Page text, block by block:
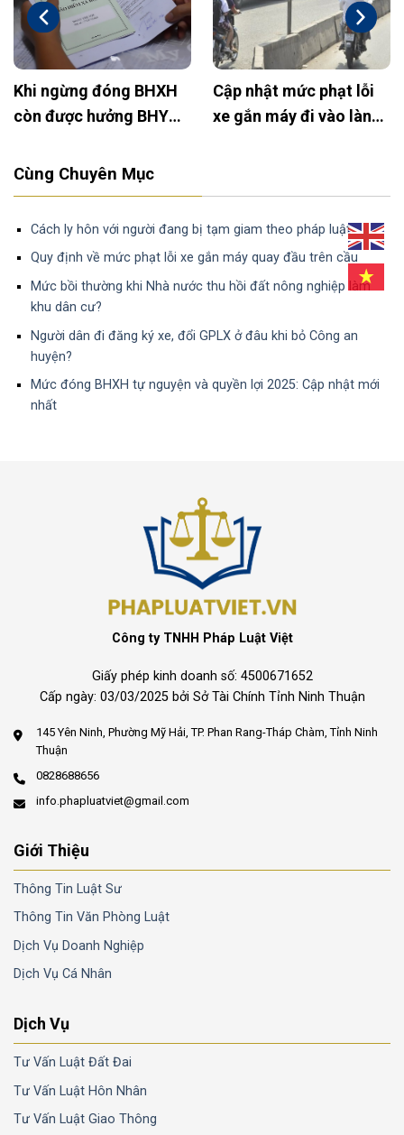
Khi ngừng đóng BHXH
còn được hưởng BHYT
Cập nhật mức phạt lỗi
xe gắn máy đi vào làn
Cùng Chuyên Mục
Cách ly hôn với người đang bị tạm giam theo pháp luật
Quy định về mức phạt lỗi xe gắn máy quay đầu trên cầu
Mức bồi thường khi Nhà nước thu hồi đất nông nghiệp làm
khu dân cư?
Người dân đi đăng ký xe, đổi GPLX ở đâu khi bỏ Công an
huyện?
Mức đóng BHXH tự nguyện và quyền lợi 2025: Cập nhật mới
nhất
Công ty TNHH Pháp Luật Việt
Giấy phép kinh doanh số: 4500671652
Cấp ngày: 03/03/2025 bởi Sở Tài Chính Tỉnh Ninh Thuận
145 Yên Ninh, Phường Mỹ Hải, TP. Phan Rang-Tháp Chàm, Tỉnh Ninh
Thuận
0828688656
info.phapluatviet@gmail.com
Giới Thiệu
Thông Tin Luật Sư
Thông Tin Văn Phòng Luật
Dịch Vụ Doanh Nghiệp
Dịch Vụ Cá Nhân
Dịch Vụ
Tư Vấn Luật Đất Đai
Tư Vấn Luật Hôn Nhân
Tư Vấn Luật Giao Thông